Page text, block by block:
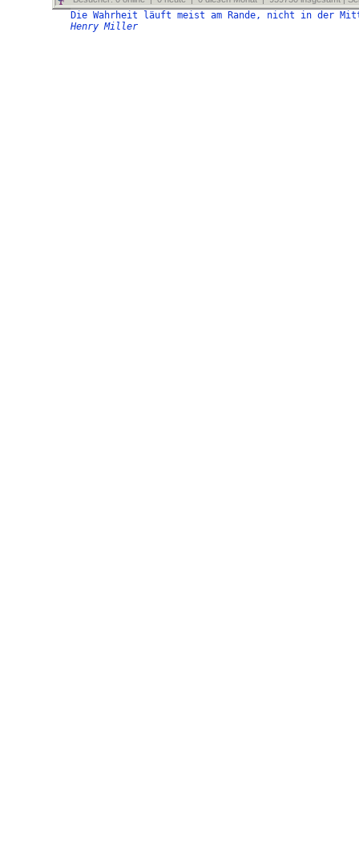
Die Wahrheit läuft meist am Rande, nicht in der
Henry Miller